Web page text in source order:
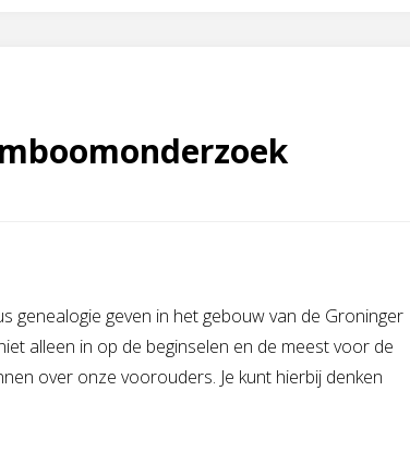
genealogie geven in het gebouw van de Groninger
alleen in op de beginselen en de meest voor de
over onze voorouders. Je kunt hierbij denken